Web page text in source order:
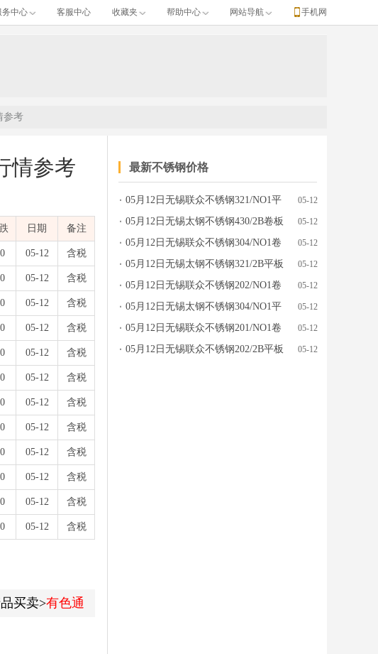
务中心 客服中心 收藏夹 帮助中心 网站导航 手机网
参考
情参考
、价格区间、单位、涨跌、产地牌号、发布日期等完整行情数据。
日期 备注
05-12 含税
05-12 含税
05-12 含税
05-12 含税
05-12 含税
05-12 含税
05-12 含税
05-12 含税
05-12 含税
05-12 含税
05-12 含税
05-12 含税
买卖>有色通
最新不锈钢价格
05月12日无锡联众不锈钢321/NO1平
板价格行情参考
05-12
05月12日无锡太钢不锈钢430/2B卷板
价格行情参考
05-12
05月12日无锡联众不锈钢304/NO1卷
板价格行情参考
05-12
05月12日无锡太钢不锈钢321/2B平板
价格行情参考
05-12
05月12日无锡联众不锈钢202/NO1卷
板价格行情参考
05-12
05月12日无锡太钢不锈钢304/NO1平
板价格行情参考
05-12
05月12日无锡联众不锈钢201/NO1卷
板价格行情参考
05-12
05月12日无锡联众不锈钢202/2B平板
05-12